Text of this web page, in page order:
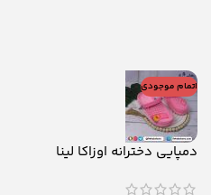
اتمام موجودی
دمپایی دخترانه اوزاکا لینا